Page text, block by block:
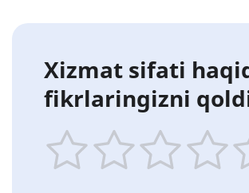
Xizmat sifati
fikrlaringizni